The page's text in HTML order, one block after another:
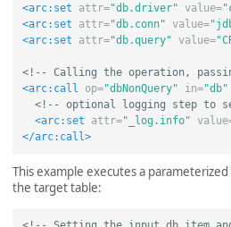
<arc:set
attr="db.driver" value=
<arc:set
attr="db.conn" value=
<arc:set
attr="db.query" value=
<!-- Calling the operation,
<arc:call
op="dbNonQuery" in="db"
<!-- optional logging step to
<arc:set
attr="_log.info"
</arc:call>
This example executes a
the target table: